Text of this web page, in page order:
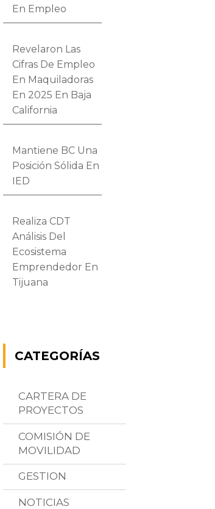
En Empleo
Revelaron Las
Cifras De Empleo
En Maquiladoras
En 2025 En Baja
California
Mantiene BC Una
Posición Sólida En
IED
Realiza CDT
Análisis Del
Ecosistema
Emprendedor En
Tijuana
CATEGORÍAS
CARTERA DE
PROYECTOS
COMISIÓN DE
MOVILIDAD
GESTION
NOTICIAS